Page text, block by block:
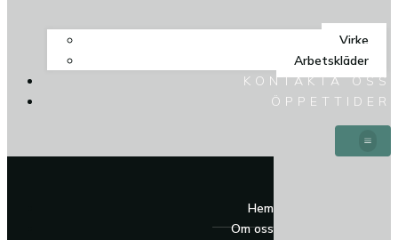
Virke
Arbetskläder
KONTAKTA OSS
ÖPPETTIDER
Hem
Om oss